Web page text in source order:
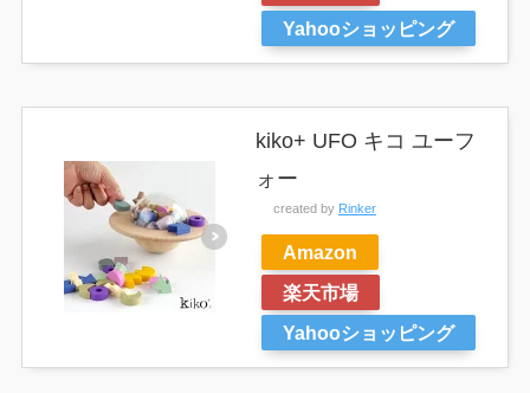
Yahooショッピング
kiko+ UFO キコ ユーフ
ォー
created by Rinker
Amazon
楽天市場
Yahooショッピング